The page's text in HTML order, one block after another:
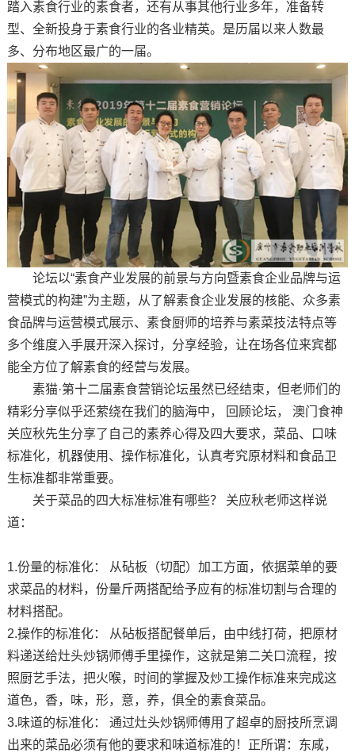
踏入素食行业的素食者，还有从事其他行业多年，准备转
型、全新投身于素食行业的各业精英。是历届以来人数最
多、分布地区最广的一届。
论坛以“素食产业发展的前景与方向暨素食企业品牌与运
营模式的构建”为主题，从了解素食企业发展的核能、众多素
食品牌与运营模式展示、素食厨师的培养与素菜技法特点等
多个维度入手展开深入探讨，分享经验，让在场各位来宾都
能全方位了解素食的经营与发展。
素猫·第十二届素食营销论坛虽然已经结束，但老师们的
精彩分享似乎还萦绕在我们的脑海中， 回顾论坛， 澳门食神
关应秋先生分享了自己的素养心得及四大要求，菜品、口味
标准化，机器使用、操作标准化，认真考究原材料和食品卫
生标准都非常重要。
关于菜品的四大标准标准有哪些？ 关应秋老师这样说
道：
1.份量的标准化： 从砧板（切配）加工方面，依据菜单的要
求菜品的材料，份量斤两搭配给予应有的标准切割与合理的
材料搭配。
2.操作的标准化： 从砧板搭配餐单后，由中线打荷，把原材
料递送给灶头炒锅师傅手里操作，这就是第二关口流程，按
照厨艺手法，把火喉，时间的掌握及炒工操作标准来完成这
道色，香，味，形，意，养，俱全的素食菜品。
3.味道的标准化： 通过灶头炒锅师傅用了超卓的厨技所烹调
出来的菜品必须有他的要求和味道标准的！正所谓：东咸，